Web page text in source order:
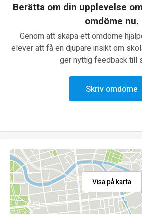
Berätta om din upplevelse
omdöme nu.
Genom att skapa ett omdöme
elever att få en djupare insikt om
ger nyttig feedback till
Skriv omdöme
Visa på karta